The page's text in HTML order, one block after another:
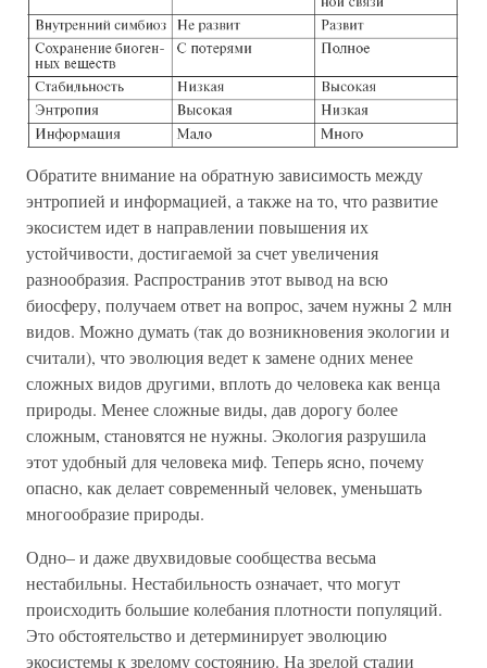
Обратите внимание на обратную зависимость между
энтропией и информацией, а также на то, что развитие
экосистем идет в направлении повышения их
устойчивости, достигаемой за счет увеличения
разнообразия. Распространив этот вывод на всю
биосферу, получаем ответ на вопрос, зачем нужны 2 млн
видов. Можно думать (так до возникновения экологии и
считали), что эволюция ведет к замене одних менее
сложных видов другими, вплоть до человека как венца
природы. Менее сложные виды, дав дорогу более
сложным, становятся не нужны. Экология разрушила
этот удобный для человека миф. Теперь ясно, почему
опасно, как делает современный человек, уменьшать
многообразие природы.
Одно– и даже двухвидовые сообщества весьма
нестабильны. Нестабильность означает, что могут
происходить большие колебания плотности популяций.
Это обстоятельство и детерминирует эволюцию
экосистемы к зрелому состоянию. На зрелой стадии